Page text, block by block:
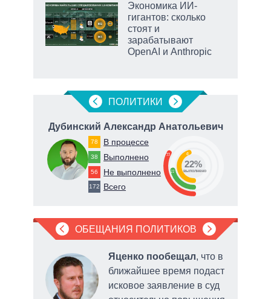
Экономика ИИ-
гигантов: сколько
стоят и
зарабатывают
OpenAI и Anthropic
ПОЛИТИКИ
Дубинский Александр Анатольевич
78 В процессе
38 Выполнено
56 Не выполнено
172 Всего
33
22
45
22%
выполнено
ОБЕЩАНИЯ ПОЛИТИКОВ
Яценко пообещал, что в
ближайшее время подаст
исковое заявление в суд